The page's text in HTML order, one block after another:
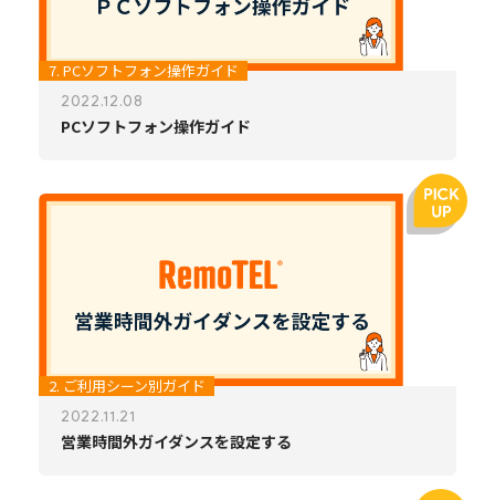
7. PCソフトフォン操作ガイド
2022.12.08
PCソフトフォン操作ガイド
2. ご利用シーン別ガイド
2022.11.21
営業時間外ガイダンスを設定する